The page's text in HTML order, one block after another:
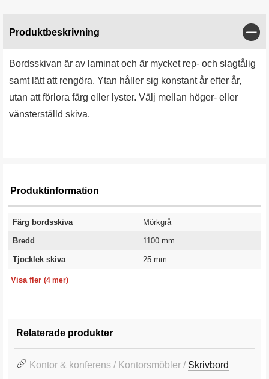
Produktbeskrivning
Bordsskivan är av laminat och är mycket rep- och slagtålig
samt lätt att rengöra. Ytan håller sig konstant år efter år,
utan att förlora färg eller lyster. Välj mellan höger- eller
vänsterställd skiva.
Produktinformation
Färg bordsskiva Mörkgrå
Bredd 1100 mm
Tjocklek skiva
25 mm
Visa fler (4 mer)
Relaterade produkter
Kontor & konferens / Kontorsmöbler / Skrivbord